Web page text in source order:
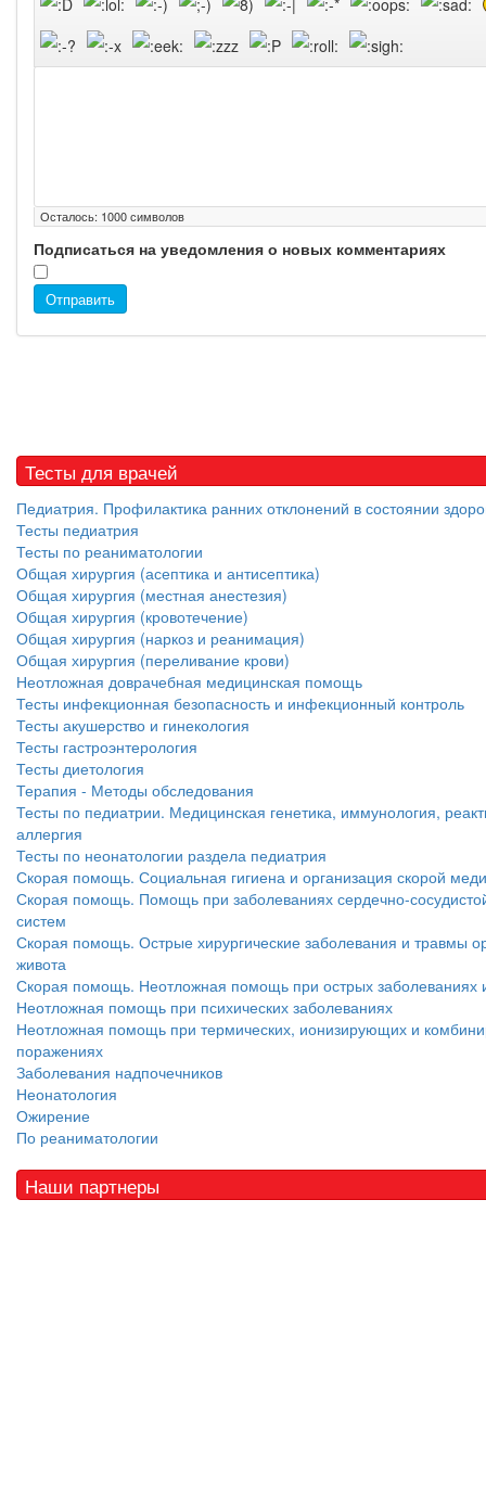
Осталось: 1000символов
Подписаться на уведомления о новых комментариях
Отправить
Тесты для врачей
Педиатрия. Профилактика ранних отклонений в состоянии
Тесты педиатрия
Тесты по реаниматологии
Общая хирургия (асептика и антисептика)
Общая хирургия (местная анестезия)
Общая хирургия (кровотечение)
Общая хирургия (наркоз и реанимация)
Общая хирургия (переливание крови)
Неотложная доврачебная медицинская помощь
Тесты инфекционная безопасность и инфекционный контроль
Тесты акушерство и гинекология
Тесты гастроэнтерология
Тесты диетология
Терапия - Методы обследования
Тесты по педиатрии. Медицинская генетика, иммунология,
аллергия
Тесты по неонатологии раздела педиатрия
Скорая помощь. Социальная гигиена и организация скорой
Скорая помощь. Помощь при заболеваниях сердечно-
систем
Скорая помощь. Острые хирургические заболевания и травмы
живота
Скорая помощь. Неотложная помощь при острых заболеваниях
Неотложная помощь при психических заболеваниях
Неотложная помощь при термических, ионизирующих и
поражениях
Заболевания надпочечников
Неонатология
Ожирение
По реаниматологии
Наши партнеры